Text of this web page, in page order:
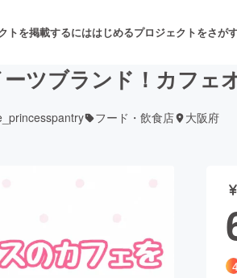
トを掲載するにははじめるプロジェクトをさが
舞台・パフォー
ス開発 フード・飲食店
ツブランド！カフ
フード・飲食店 大阪府